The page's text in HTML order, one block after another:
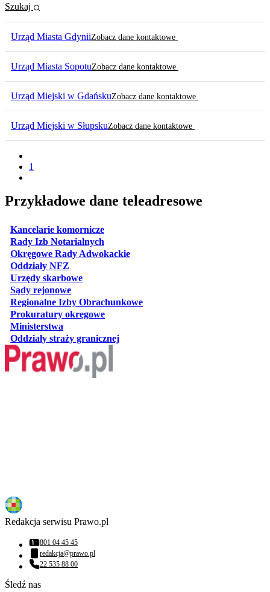
Szukaj
Urząd Miasta GdyniiZobacz dane kontaktowe
Urząd Miasta SopotuZobacz dane kontaktowe
Urząd Miejski w GdańskuZobacz dane kontaktowe
Urząd Miejski w SłupskuZobacz dane kontaktowe
1
Przykładowe dane teleadresowe
Kancelarie komorniczeotwiera się w nowej karcie
Rady Izb Notarialnych
Okręgowe Rady Adwokackieotwiera się w nowej karcie
Oddziały NFZ
Urzędy skarboweotwiera się w nowej karcie
Sądy rejonoweotwiera się w nowej karcie
Regionalne Izby Obrachunkoweotwiera się w nowej karcie
Prokuratury okręgoweotwiera się w nowej karcie
Ministerstwa
Oddziały straży granicznejotwiera się w nowej karcie
Redakcja serwisu Prawo.pl
Numer telefonu:
801 04 45 45
Adres email:
redakcja@prawo.pl
Numer telefonu:
22 535 88 00
Śledź nas